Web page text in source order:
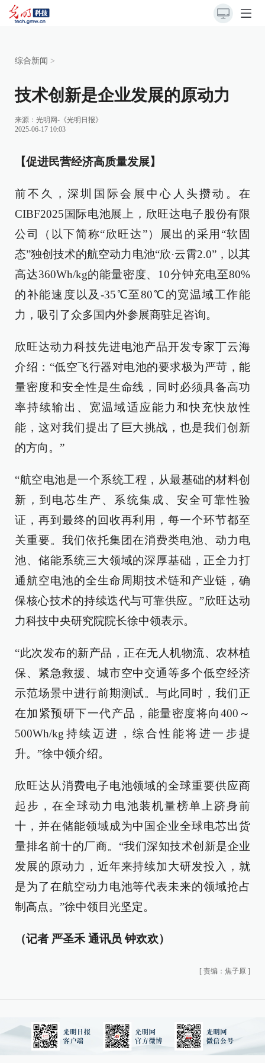
综合新闻 >
技术创新是企业发展的原动力
来源： 光明网-《光明日报》
2025-06-17 10:03
【促进民营经济高质量发展】
前不久，深圳国际会展中心人头攒动。在
CIBF2025国际电池展上，欣旺达电子股份有限
公司（以下简称“欣旺达”）展出的采用“软固
态”独创技术的航空动力电池“欣·云霄2.0”，以其
高达360Wh/kg的能量密度、10分钟充电至80%
的补能速度以及-35℃至80℃的宽温域工作能
力，吸引了众多国内外参展商驻足咨询。
欣旺达动力科技先进电池产品开发专家丁云海
介绍：“低空飞行器对电池的要求极为严苛，能
量密度和安全性是生命线，同时必须具备高功
率持续输出、宽温域适应能力和快充快放性
能，这对我们提出了巨大挑战，也是我们创新
的方向。”
“航空电池是一个系统工程，从最基础的材料创
新，到电芯生产、系统集成、安全可靠性验
证，再到最终的回收再利用，每一个环节都至
关重要。我们依托集团在消费类电池、动力电
池、储能系统三大领域的深厚基础，正全力打
通航空电池的全生命周期技术链和产业链，确
保核心技术的持续迭代与可靠供应。”欣旺达动
力科技中央研究院院长徐中领表示。
“此次发布的新产品，正在无人机物流、农林植
保、紧急救援、城市空中交通等多个低空经济
示范场景中进行前期测试。与此同时，我们正
在加紧预研下一代产品，能量密度将向400～
500Wh/kg持续迈进，综合性能将进一步提
升。”徐中领介绍。
欣旺达从消费电子电池领域的全球重要供应商
起步，在全球动力电池装机量榜单上跻身前
十，并在储能领域成为中国企业全球电芯出货
量排名前十的厂商。“我们深知技术创新是企业
发展的原动力，近年来持续加大研发投入，就
是为了在航空动力电池等代表未来的领域抢占
制高点。”徐中领目光坚定。
（记者 严圣禾 通讯员 钟欢欢）
[ 责编：焦子原 ]